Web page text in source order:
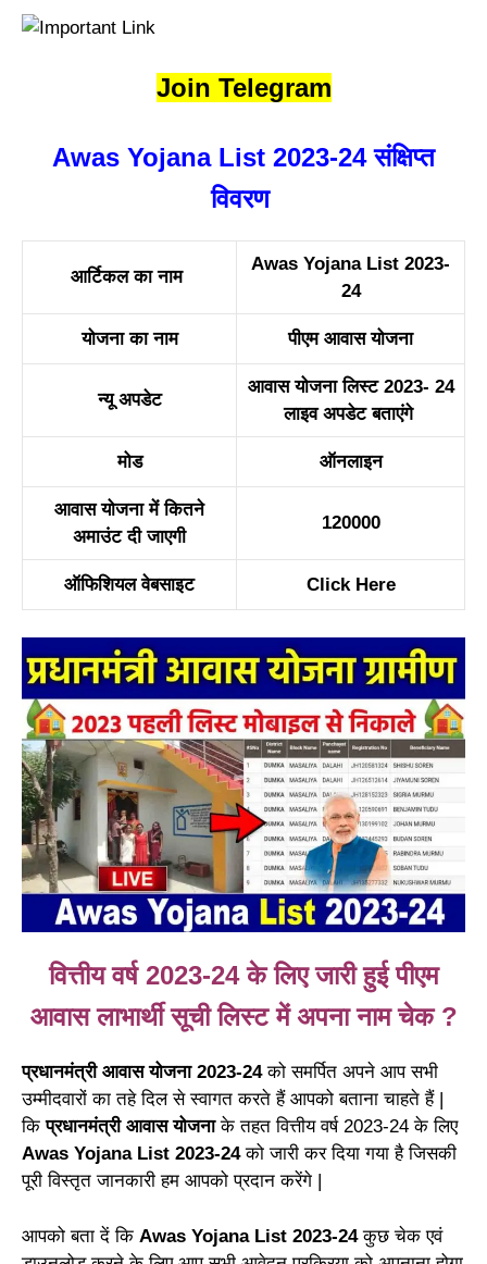
Join Telegram
Awas Yojana List 2023-24 संक्षिप्त
विवरण
आर्टिकल का नाम
Awas Yojana List 2023-
24
योजना का नाम पीएम आवास योजना
न्यू अपडेट
आवास योजना लिस्ट 2023- 24
लाइव अपडेट बताएंगे
मोड ऑनलाइन
आवास योजना में कितने
अमाउंट दी जाएगी
120000
ऑफिशियल वेबसाइट Click Here
वित्तीय वर्ष 2023-24 के लिए जारी हुई पीएम
आवास लाभार्थी सूची लिस्ट में अपना नाम चेक ?
प्रधानमंत्री आवास योजना 2023-24को समर्पित अपने आप सभी
उम्मीदवारों का तहे दिल से स्वागत करते हैं आपको बताना चाहते हैं |
कि प्रधानमंत्री आवास योजनाके तहत वित्तीय वर्ष 2023-24 के लिए
Awas Yojana List 2023-24को जारी कर दिया गया है जिसकी
पूरी विस्तृत जानकारी हम आपको प्रदान करेंगे |
आपको बता दें कि Awas Yojana List 2023-24कुछ चेक एवं